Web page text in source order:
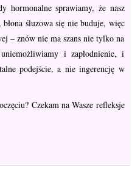
hormonalne sprawiamy, że nasz
śluzowa się nie buduje, więc
– znów nie ma szans nie tylko na
i zapłodnienie, i
podejście, a nie ingerencję w
Czekam na Wasze refleksje